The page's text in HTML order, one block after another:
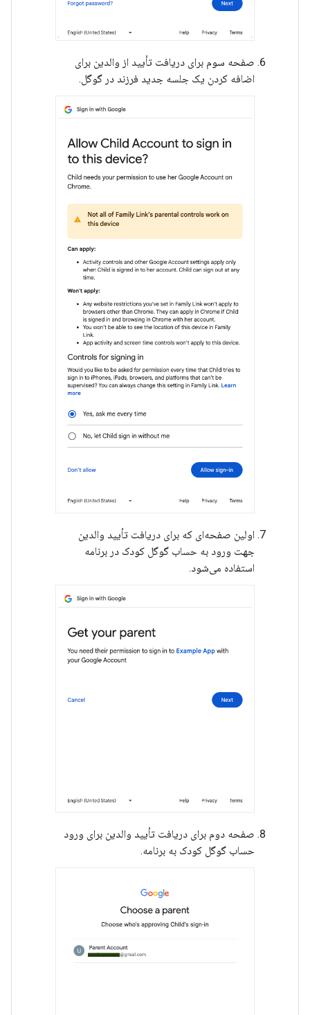
صفحه سوم برای دریافت تأیید از والدین برای
اضافه کردن یک جلسه جدید فرزند در گوگل.
اولین صفحه‌ای که برای دریافت تأیید والدین
جهت ورود به حساب گوگل کودک در برنامه
استفاده می‌شود.
صفحه دوم برای دریافت تأیید والدین برای ورود
حساب گوگل کودک به برنامه.